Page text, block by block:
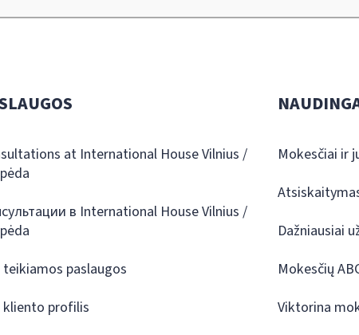
at International House Vilnius /
в International House Vilnius /
teikiamos paslaugos
kliento profilis
Mokesčiai ir
Dažniausiai
Mokesčių
Viktorina